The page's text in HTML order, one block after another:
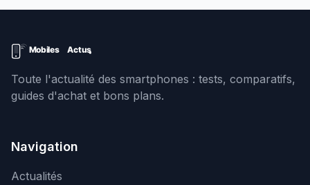
Toute l'actualité des smartphones : tests, comparatifs,
guides d'achat et bons plans.
Navigation
Actualités